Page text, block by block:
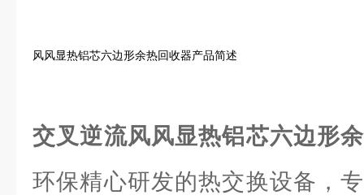
风风显热铝芯六边形余热回收器产品简述
交叉逆流风风显热铝芯六边形
环保精心研发的热交换设备，